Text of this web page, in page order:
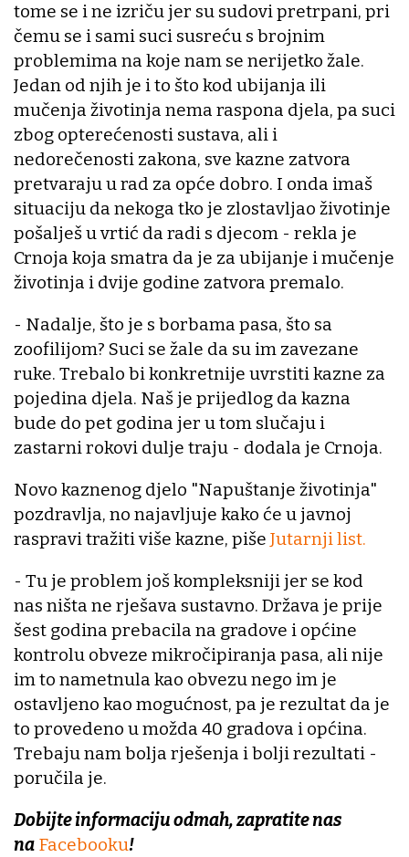
tome se i ne izriču jer su sudovi pretrpani, pri
čemu se i sami suci susreću s brojnim
problemima na koje nam se nerijetko žale.
Jedan od njih je i to što kod ubijanja ili
mučenja životinja nema raspona djela, pa suci
zbog opterećenosti sustava, ali i
nedorečenosti zakona, sve kazne zatvora
pretvaraju u rad za opće dobro. I onda imaš
situaciju da nekoga tko je zlostavljao životinje
pošalješ u vrtić da radi s djecom - rekla je
Crnoja koja smatra da je za ubijanje i mučenje
životinja i dvije godine zatvora premalo.
- Nadalje, što je s borbama pasa, što sa
zoofilijom? Suci se žale da su im zavezane
ruke. Trebalo bi konkretnije uvrstiti kazne za
pojedina djela. Naš je prijedlog da kazna
bude do pet godina jer u tom slučaju i
zastarni rokovi dulje traju - dodala je Crnoja.
Novo kaznenog djelo "Napuštanje životinja"
pozdravlja, no najavljuje kako će u javnoj
raspravi tražiti više kazne, piše Jutarnji list.
- Tu je problem još kompleksniji jer se kod
nas ništa ne rješava sustavno. Država je prije
šest godina prebacila na gradove i općine
kontrolu obveze mikročipiranja pasa, ali nije
im to nametnula kao obvezu nego im je
ostavljeno kao mogućnost, pa je rezultat da je
to provedeno u možda 40 gradova i općina.
Trebaju nam bolja rješenja i bolji rezultati -
poručila je.
Dobijte informaciju odmah, zapratite nas
na Facebooku!